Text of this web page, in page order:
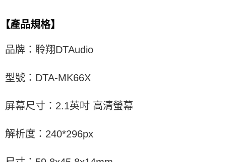
【產品規格】
品牌：聆翔DTAudio
型號：DTA-MK66X
屏幕尺寸：2.1英吋 高清螢幕
解析度：240*296px